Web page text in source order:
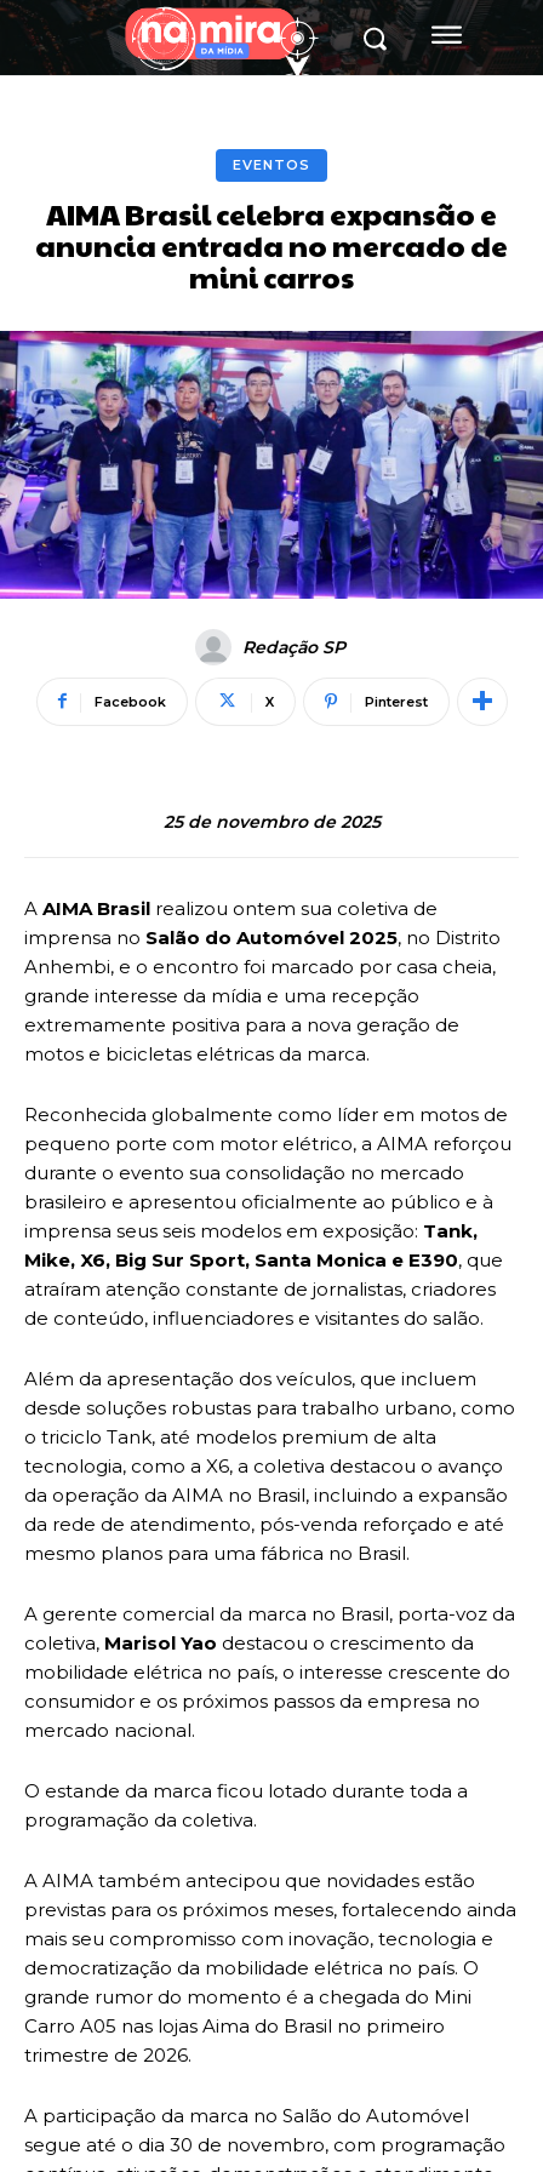
EVENTOS
AIMA Brasil celebra expansão e
anuncia entrada no mercado de
mini carros
Redação SP
Facebook X Pinterest
25 de novembro de 2025
A AIMA Brasil realizou ontem sua coletiva de
imprensa no Salão do Automóvel 2025, no Distrito
Anhembi, e o encontro foi marcado por casa cheia,
grande interesse da mídia e uma recepção
extremamente positiva para a nova geração de
motos e bicicletas elétricas da marca.
Reconhecida globalmente como líder em motos de
pequeno porte com motor elétrico, a AIMA reforçou
durante o evento sua consolidação no mercado
brasileiro e apresentou oficialmente ao público e à
imprensa seus seis modelos em exposição: Tank,
Mike, X6, Big Sur Sport, Santa Monica e E390, que
atraíram atenção constante de jornalistas, criadores
de conteúdo, influenciadores e visitantes do salão.
Além da apresentação dos veículos, que incluem
desde soluções robustas para trabalho urbano, como
o triciclo Tank, até modelos premium de alta
tecnologia, como a X6, a coletiva destacou o avanço
da operação da AIMA no Brasil, incluindo a expansão
da rede de atendimento, pós-venda reforçado e até
mesmo planos para uma fábrica no Brasil.
A gerente comercial da marca no Brasil, porta-voz da
coletiva, Marisol Yao destacou o crescimento da
mobilidade elétrica no país, o interesse crescente do
consumidor e os próximos passos da empresa no
mercado nacional.
O estande da marca ficou lotado durante toda a
programação da coletiva.
A AIMA também antecipou que novidades estão
previstas para os próximos meses, fortalecendo ainda
mais seu compromisso com inovação, tecnologia e
democratização da mobilidade elétrica no país. O
grande rumor do momento é a chegada do Mini
Carro A05 nas lojas Aima do Brasil no primeiro
trimestre de 2026.
A participação da marca no Salão do Automóvel
segue até o dia 30 de novembro, com programação